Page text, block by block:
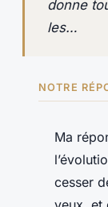
donne
les…
NOTRE
Ma
cesser